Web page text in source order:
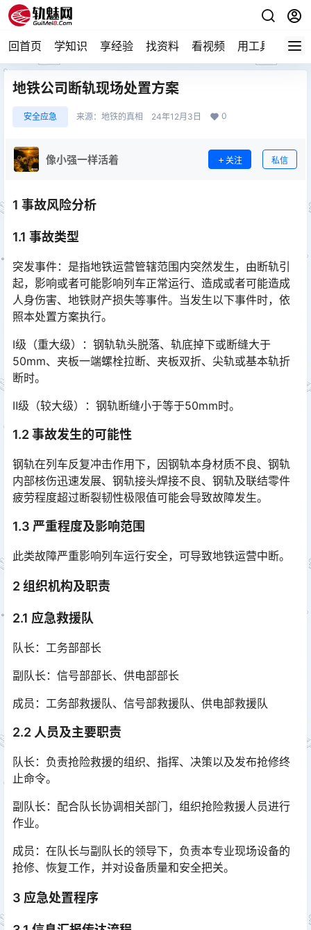
回首页 学知识 享经验 找资料 看视频 用工具 论技
地铁公司断轨现场处置方案
安全应急 来源： 地铁的真相 24年12月3日 0
像小强一样活着 关注 私信
1 事故风险分析
1.1 事故类型
突发事件：是指地铁运营管辖范围内突然发生，由断轨引
起，影响或者可能影响列车正常运行、造成或者可能造成
人身伤害、地铁财产损失等事件。当发生以下事件时，依
照本处置方案执行。󠅅󠅃󠄵󠅂󠄪󠇖󠆨󠆨󠇕󠆞󠆒󠅬󠇘󠆭󠆘󠇙󠆝󠅵󠇗󠆭󠆁󠄐󠇗󠅹󠅸󠇖󠆍󠅳󠇖󠅹󠅰󠇖󠆌󠅹
Ⅰ级（重大级）：钢轨轨头脱落、轨底掉下或断缝大于
50mm、夹板一端螺栓拉断、夹板双折、尖轨或基本轨折
断时。
Ⅱ级（较大级）：钢轨断缝小于等于50mm时。
1.2 事故发生的可能性
钢轨在列车反复冲击作用下，因钢轨本身材质不良、钢轨
内部核伤迅速发展、钢轨接头焊接不良、钢轨及联结零件
疲劳程度超过断裂韧性极限值可能会导致故障发生。
1.3 严重程度及影响范围
此类故障严重影响列车运行安全，可导致地铁运营中断。
2 组织机构及职责
2.1 应急救援队
队长：工务部部长
副队长：信号部部长、供电部部长
成员：工务部救援队、信号部救援队、供电部救援队
2.2 人员及主要职责
队长：负责抢险救援的组织、指挥、决策以及发布抢修终
止命令。
副队长：配合队长协调相关部门，组织抢险救援人员进行
作业。
成员：在队长与副队长的领导下，负责本专业现场设备的
抢修、恢复工作，并对设备质量和安全把关。
3 应急处置程序